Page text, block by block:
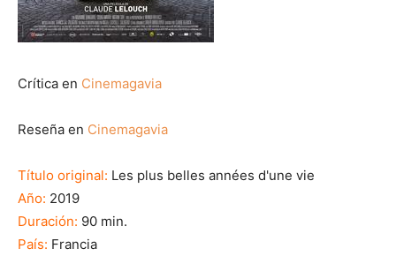
Crítica en Cinemagavia
Reseña en Cinemagavia
Título original: Les plus belles années d'une vie
Año: 2019
Duración: 90 min.
País: Francia